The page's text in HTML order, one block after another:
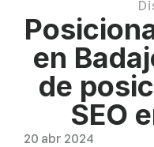
en
de
SEO
20 abr 2024